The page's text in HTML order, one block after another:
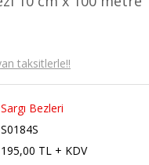
taksitlerle!!
Sargı Bezleri
S0184S
195,00 TL + KDV